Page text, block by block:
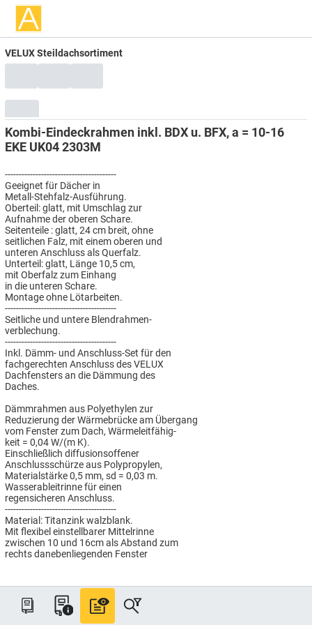
VELUX Steildachsortiment
Kombi-Eindeckrahmen inkl. BDX u. BFX, a = 10-16
EKE UK04 2303M
----------------------------------------
Geeignet für Dächer in
Metall-Stehfalz-Ausführung.
Oberteil: glatt, mit Umschlag zur
Aufnahme der oberen Schare.
Seitenteile : glatt, 24 cm breit, ohne
seitlichen Falz, mit einem oberen und
unteren Anschluss als Querfalz.
Unterteil: glatt, Länge 10,5 cm,
mit Oberfalz zum Einhang
in die unteren Schare.
Montage ohne Lötarbeiten.
----------------------------------------
Seitliche und untere Blendrahmen-
verblechung.
----------------------------------------
Inkl. Dämm- und Anschluss-Set für den
fachgerechten Anschluss des VELUX
Dachfensters an die Dämmung des
Daches.
Dämmrahmen aus Polyethylen zur
Reduzierung der Wärmebrücke am Übergang
vom Fenster zum Dach, Wärmeleitfähig-
keit = 0,04 W/(m K).
Einschließlich diffusionsoffener
Anschlussschürze aus Polypropylen,
Materialstärke 0,5 mm, sd = 0,03 m.
Wasserableitrinne für einen
regensicheren Anschluss.
----------------------------------------
Material: Titanzink walzblank.
Mit flexibel einstellbarer Mittelrinne
zwischen 10 und 16cm als Abstand zum
rechts danebenliegenden Fenster